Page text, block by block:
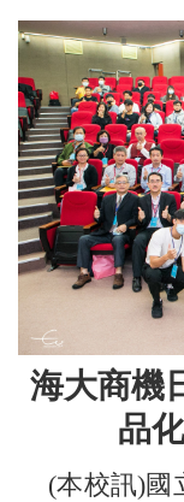
海大商機
品
(本校訊)國